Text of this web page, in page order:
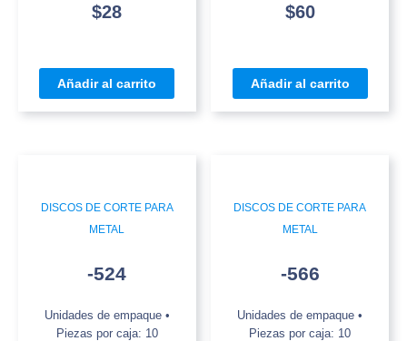
$28
Añadir al carrito
$60
Añadir al carrito
DISCOS DE CORTE PARA
METAL
-524
Unidades de empaque •
Piezas por caja: 10
DISCOS DE CORTE PARA
METAL
-566
Unidades de empaque •
Piezas por caja: 10